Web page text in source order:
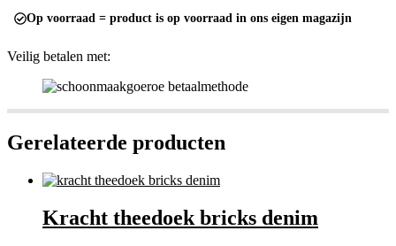
Op voorraad = product is op voorraad in ons eigen magazijn
Veilig betalen met:
Gerelateerde producten
Kracht theedoek bricks denim